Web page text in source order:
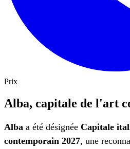
Prix
Alba, capitale de l'art
Alba a été désignée Capitale
contemporain 2027, une